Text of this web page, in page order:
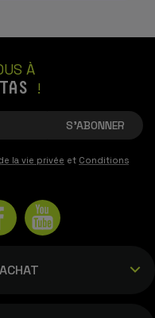
À
!
la vie privée et Conditions